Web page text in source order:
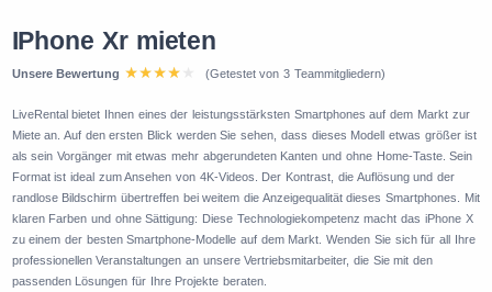
IPhone Xr mieten
Unsere Bewertung (Getestet von 3 Teammitgliedern)
LiveRental bietet Ihnen eines der leistungsstärksten Smartphones auf dem Markt zur
Miete an. Auf den ersten Blick werden Sie sehen, dass dieses Modell etwas größer ist
als sein Vorgänger mit etwas mehr abgerundeten Kanten und ohne Home-Taste. Sein
Format ist ideal zum Ansehen von 4K-Videos. Der Kontrast, die Auflösung und der
randlose Bildschirm übertreffen bei weitem die Anzeigequalität dieses Smartphones. Mit
klaren Farben und ohne Sättigung: Diese Technologiekompetenz macht das iPhone X
zu einem der besten Smartphone-Modelle auf dem Markt. Wenden Sie sich für all Ihre
professionellen Veranstaltungen an unsere Vertriebsmitarbeiter, die Sie mit den
passenden Lösungen für Ihre Projekte beraten.